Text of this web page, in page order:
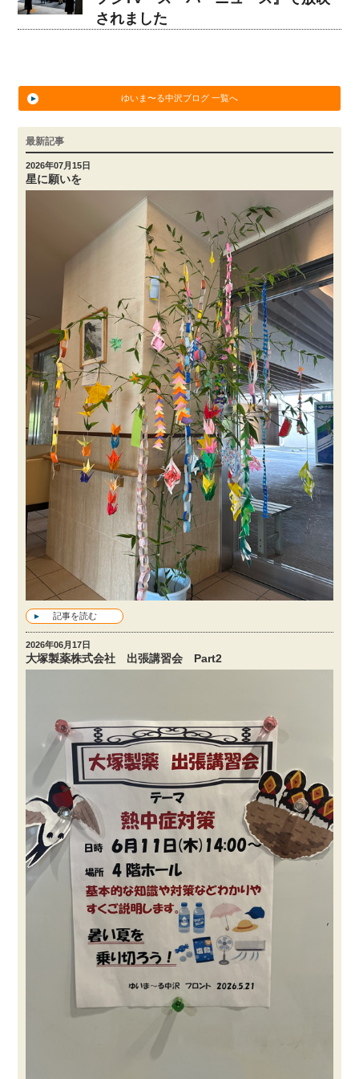
されました
ゆいま〜る中沢ブログ 一覧へ
最新記事
2026年07月15日
星に願いを
記事を読む
2026年06月17日
大塚製薬株式会社 出張講習会 Part2